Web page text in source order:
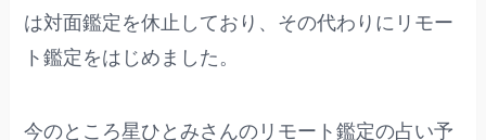
は対面鑑定を休止しており、その代わりにリモー
ト鑑定をはじめました。
今のところ星ひとみさんのリモート鑑定の占い予